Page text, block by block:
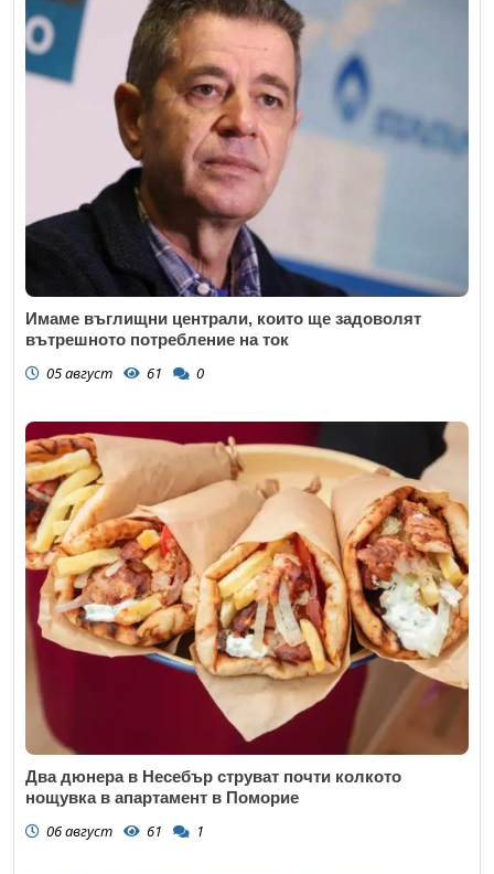
Имаме въглищни централи, които ще задоволят
вътрешното потребление на ток
05 август 61 0
Два дюнера в Несебър струват почти колкото
нощувка в апартамент в Поморие
06 август 61 1